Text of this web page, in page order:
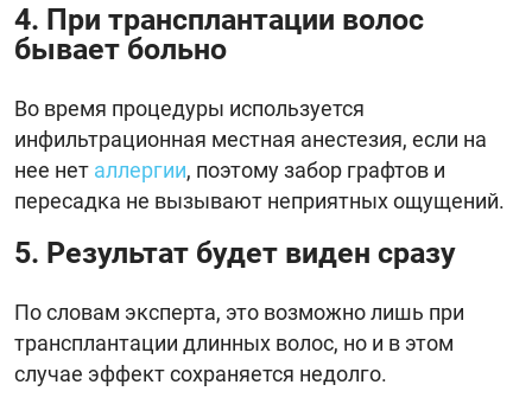
4. При трансплантации волос
бывает больно
Во время процедуры используется
инфильтрационная местная анестезия, если на
нее нет аллергии, поэтому забор графтов и
пересадка не вызывают неприятных ощущений.
5. Результат будет виден сразу
По словам эксперта, это возможно лишь при
трансплантации длинных волос, но и в этом
случае эффект сохраняется недолго.